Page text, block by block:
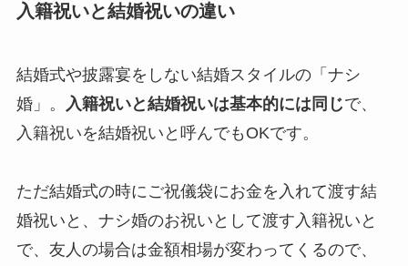
入籍祝いと結婚祝いの違い
結婚式や披露宴をしない結婚スタイルの「ナシ
婚」。
入籍祝いと結婚祝いは基本的には同じで、
入籍祝いを結婚祝いと呼んでもOKです。
ただ結婚式の時にご祝儀袋にお金を入れて渡す結
婚祝いと、ナシ婚のお祝いとして渡す入籍祝いと
で、友人の場合は金額相場が変わってくるので、